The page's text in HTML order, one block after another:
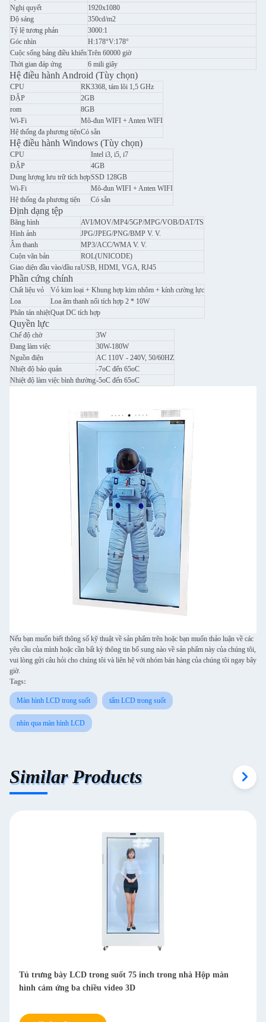
Nghị quyết
1920x1080
Độ sáng
350cd/m2
Tỷ lệ tương phản
3000:1
Góc nhìn
H:178°V:178°
Cuộc sống bảng điều khiểnTrên 60000 giờ
Thời gian đáp ứng
6 mili giây
Hệ điều hành Android (Tùy chọn)
CPU
RK3368, tám lõi 1,5 GHz
ĐẬP
2GB
rom
8GB
Wi-Fi
Mô-đun WIFI + Anten WIFI
Hệ thống đa phương tiệnCó sẵn
Hệ điều hành Windows (Tùy chọn)
CPU
Intel i3, i5, i7
ĐẬP
4GB
Dung lượng lưu trữ tích hợpSSD 128GB
Wi-Fi
Mô-đun WIFI + Anten WIFI
Hệ thống đa phương tiện
Có sẵn
Định dạng tệp
Băng hình
AVI/MOV/MP4/5GP/MPG/VOB/DAT/TS
Hình ảnh
JPG/JPEG/PNG/BMP V. V.
Âm thanh
MP3/ACC/WMA V. V.
Cuộn văn bản
ROL(UNICODE)
Giao diện đầu vào/đầu raUSB, HDMI, VGA, RJ45
Phần cứng chính
Chất liệu vỏ
Vỏ kim loại + Khung hợp kim nhôm + kính cường lực
Loa
Loa âm thanh nổi tích hợp 2 * 10W
Phân tán nhiệtQuạt DC tích hợp
Quyền lực
Chế độ chờ
3W
Đang làm việc
30W-180W
Nguồn điện
AC 110V - 240V, 50/60HZ
Nhiệt độ bảo quản
-7oC đến 65oC
Nhiệt độ làm việc bình thường-5oC đến 65oC
Nếu bạn muốn biết thông số kỹ thuật về sản phẩm trên hoặc bạn muốn thảo luận về các
yêu cầu của mình hoặc cần bất kỳ thông tin bổ sung nào về sản phẩm này của chúng tôi,
vui lòng gửi câu hỏi cho chúng tôi và liên hệ với nhóm bán hàng của chúng tôi ngay bây
giờ.
Tags:
Màn hình LCD trong suốt tấm LCD trong suốt
nhìn qua màn hình LCD
Similar Products
Tủ trưng bày LCD trong suốt 75 inch trong nhà Hộp màn
hình cảm ứng ba chiều video 3D